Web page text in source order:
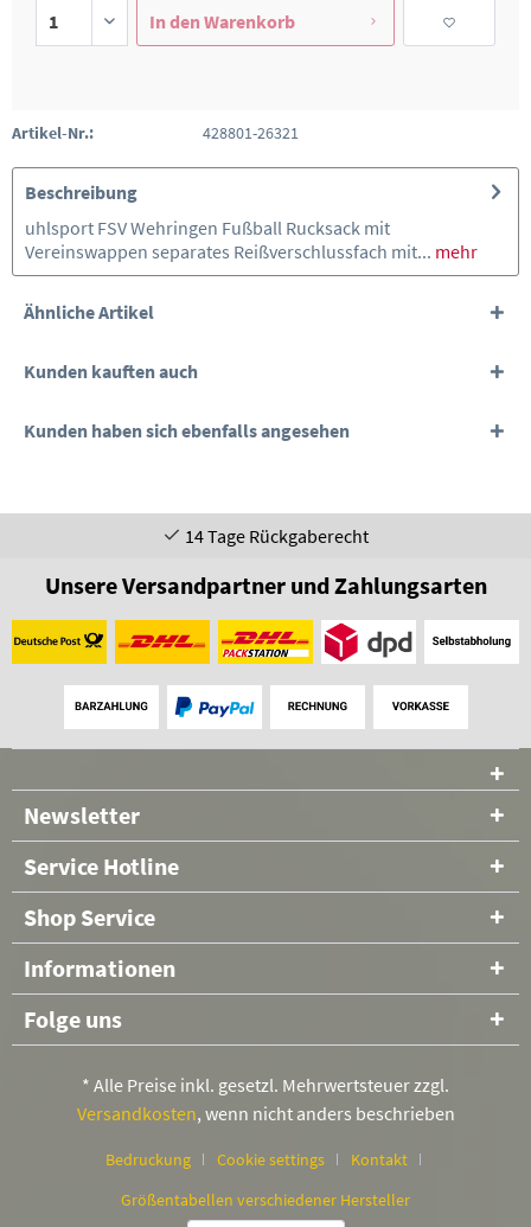
In den Warenkorb
Artikel-Nr.: 428801-26321
Beschreibung
uhlsport FSV Wehringen Fußball Rucksack mit
Vereinswappen separates Reißverschlussfach mit... mehr
Ähnliche Artikel
Kunden kauften auch
Kunden haben sich ebenfalls angesehen
14 Tage Rückgaberecht
Unsere Versandpartner und Zahlungsarten
Newsletter
Service Hotline
Shop Service
Informationen
Folge uns
* Alle Preise inkl. gesetzl. Mehrwertsteuer zzgl.
Versandkosten, wenn nicht anders beschrieben
Bedruckung Cookie settings
Kontakt
Größentabellen verschiedener Hersteller